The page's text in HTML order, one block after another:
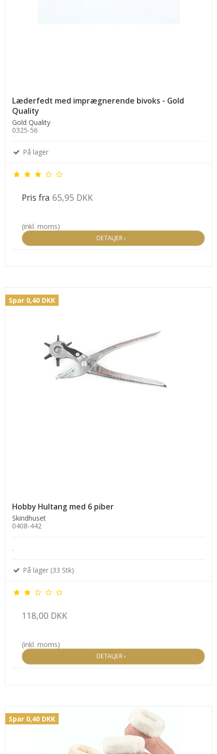
Læderfedt med imprægnerende bivoks - Gold
Quality
Gold Quality
0325-56
På lager
Pris fra 65,95 DKK
(inkl. moms)
DETALJER ›
Spar 0,40 DKK
Hobby Hultang med 6 piber
Skindhuset
0408-442
.
På lager (33 Stk)
118,00 DKK
(inkl. moms)
DETALJER ›
Spar 0,40 DKK